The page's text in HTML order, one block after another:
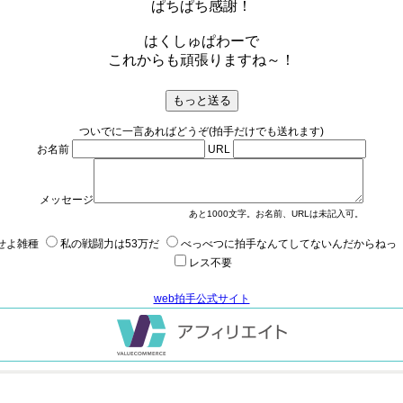
ぱちぱち感謝！
はくしゅぱわーで
これからも頑張りますね～！
ついでに一言あればどうぞ(拍手だけでも送れます)
お名前
URL
メッセージ
あと 1000文字。お名前、URLは未記入可。
よ雑種 私の戦闘力は53万だ べっべつに拍手なんてしてないんだからねっ
レス不要
web拍手公式サイト